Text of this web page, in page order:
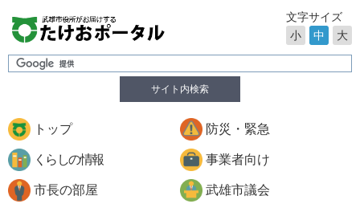
サイト内検索
文字サイズ
小
中 大
トップ 防災・緊急
くらしの情報 事業者向け
市長の部屋 武雄市議会